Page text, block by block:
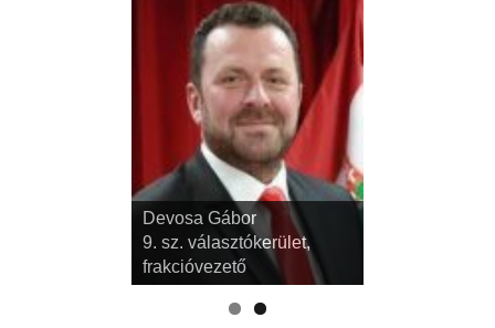
Devosa Gábor
9. sz. választókerület,
frakcióvezető